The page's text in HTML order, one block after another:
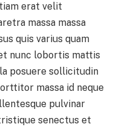
erat velit
massa massa
quis varius quam
nunc lobortis mattis
posuere sollicitudin
massa id neque
pulvinar
senectus et